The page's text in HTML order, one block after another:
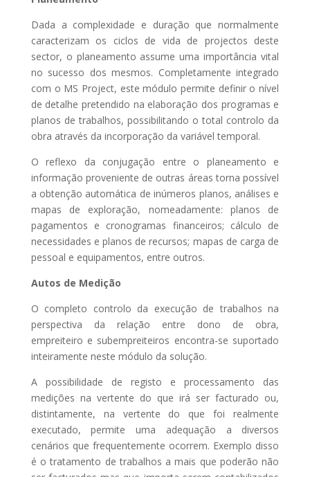
Dada a complexidade e duração que normalmente
caracterizam os ciclos de vida de projectos deste
sector, o planeamento assume uma importância vital
no sucesso dos mesmos. Completamente integrado
com o MS Project, este módulo permite definir o nível
de detalhe pretendido na elaboração dos programas e
planos de trabalhos, possibilitando o total controlo da
obra através da incorporação da variável temporal.
O reflexo da conjugação entre o planeamento e
informação proveniente de outras áreas torna possível
a obtenção automática de inúmeros planos, análises e
mapas de exploração, nomeadamente: planos de
pagamentos e cronogramas financeiros; cálculo de
necessidades e planos de recursos; mapas de carga de
pessoal e equipamentos, entre outros.
Autos de Medição
O completo controlo da execução de trabalhos na
perspectiva da relação entre dono de obra,
empreiteiro e subempreiteiros encontra-se suportado
inteiramente neste módulo da solução.
A possibilidade de registo e processamento das
medições na vertente do que irá ser facturado ou,
distintamente, na vertente do que foi realmente
executado, permite uma adequação a diversos
cenários que frequentemente ocorrem. Exemplo disso
é o tratamento de trabalhos a mais que poderão não